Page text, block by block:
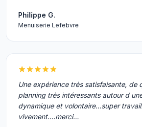
Philippe G.
Menuiserie Lefebvre
Une expérience très satisfaisante, de
planning très intéressants autour d
dynamique et volontaire...super
vivement....merci...